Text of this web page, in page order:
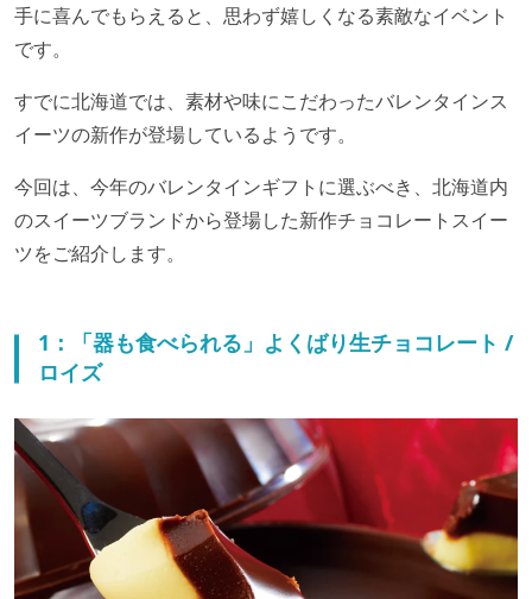
手に喜んでもらえると、思わず嬉しくなる素敵なイベント
です。
すでに北海道では、素材や味にこだわったバレンタインス
イーツの新作が登場しているようです。
今回は、今年のバレンタインギフトに選ぶべき、北海道内
のスイーツブランドから登場した新作チョコレートスイー
ツをご紹介します。
1：「器も食べられる」よくばり生チョコレート /
ロイズ